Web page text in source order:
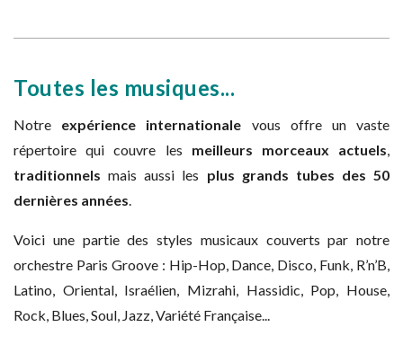
Toutes les musiques...
Notre expérience internationale vous offre un vaste
répertoire qui couvre les meilleurs morceaux actuels,
traditionnels mais aussi les plus grands tubes des 50
dernières années.
Voici une partie des styles musicaux couverts par notre
orchestre Paris Groove : Hip-Hop, Dance, Disco, Funk, R’n’B,
Latino, Oriental, Israélien, Mizrahi, Hassidic, Pop, House,
Rock, Blues, Soul, Jazz, Variété Française...